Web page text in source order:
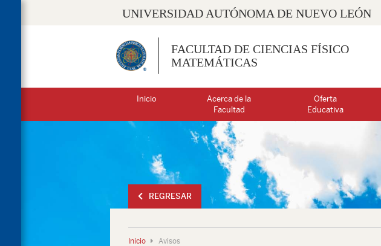
UNIVERSIDAD AUTÓNOMA DE NUEVO LEÓN
FACULTAD DE CIENCIAS FÍSICO
MATEMÁTICAS
Inicio
Acerca de la
Facultad
Oferta
Educativa
REGRESAR
Inicio Avisos